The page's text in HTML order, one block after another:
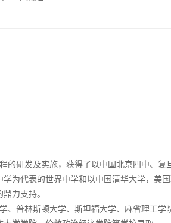
的研发及实施，获得了以中国北京四中、复
为代表的世界中学和以中国清华大学，美
力支持。
普林斯顿大学、斯坦福大学、麻省理工学